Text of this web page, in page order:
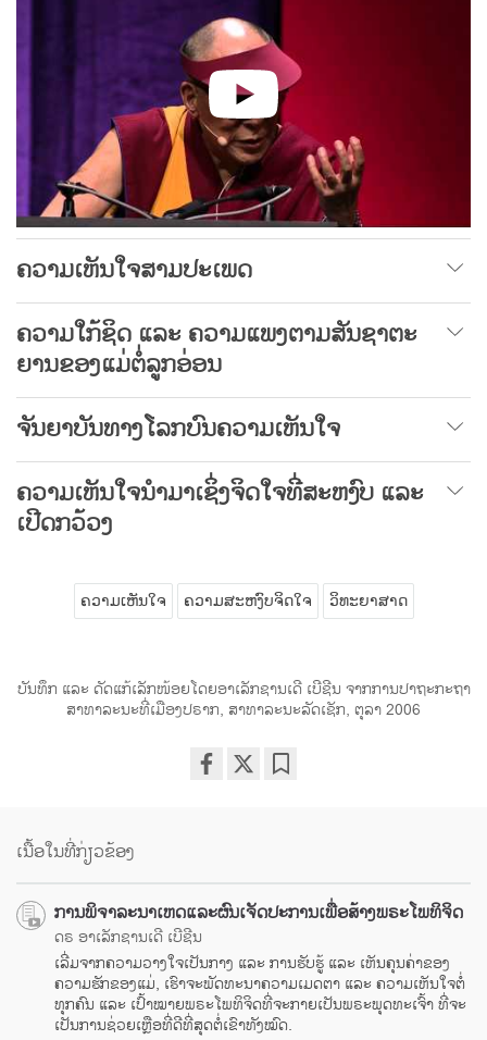
ຄວາມເຫັນໃຈສາມປະເພດ
ຄວາມໃກ້ຊິດ ແລະ ຄວາມແພງຕາມສັນຊາຕະ
ຍານຂອງແມ່ຕໍ່ລູກອ່ອນ
ຈັນຍາບັນທາງໂລກບົນຄວາມເຫັນໃຈ
ຄວາມເຫັນໃຈນຳມາເຊິ່ງຈິດໃຈທີ່ສະຫງົບ ແລະ
ເປີດກວ້ວງ
ຄວາມເຫັນໃຈ ຄວາມສະຫງົບຈິດໃຈ ວິທະຍາສາດ
ບັນທຶກ ແລະ ດັດແກ້ເລັກໜ້ອຍໂດຍອາເລັກຊານເດີ ເບີຊີນ ຈາກການປາຖະກະຖາ
ສາທາລະນະທີ່ເມືອງປຣາກ, ສາທາລະນະລັດເຊັກ, ຕຸລາ 2006
ເນື້ອໃນທີ່ກ່ຽວຂ້ອງ
ການພິຈາລະນາເຫດແລະຜົນເຈັດປະການເພື່ອສ້າງພຣະໂພທິຈິດ
ດຣ ອາເລັກຊານເດີ ເບີຊີນ
ເລີ່ມຈາກຄວາມວາງໃຈເປັນກາງ ແລະ ການຮັບຮູ້ ແລະ ເຫັນຄຸນຄ່າຂອງ
ຄວາມຮັກຂອງແມ່, ເຮົາຈະພັດທະນາຄວາມເມດຕາ ແລະ ຄວາມເຫັນໃຈຕໍ່
ທຸກຄົນ ແລະ ເປົ້າໝາຍພຣະໂພທິຈິດທີ່ຈະກາຍເປັນພຣະພຸດທະເຈົ້າ ທີ່ຈະ
ເປັນການຊ່ວຍເຫຼືອທີ່ດີທີ່ສຸດຕໍ່ເຂົາທັງໝົດ.